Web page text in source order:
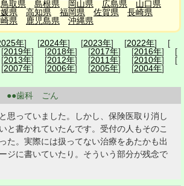
鳥取県 島根県 岡山県 広島県
山口県
県 高知県 福岡県 佐賀県
長崎県
県 鹿児島県 沖縄県
年] [2024年] [2023年] [2022年] [
2019年] [2018年] [2017年] [2016年] [
2013年] [2012年] [2011年] [2010年] [
2007年] [2006年] [2005年] [2004年]
●●歯科 ごん
思っていました。しかし、保険医取り消し
と書かれていたんです。受付の人もそのこ
た。実際には扱ってない治療をあたかも出
ジに書いていたり。そういう部分が残念で